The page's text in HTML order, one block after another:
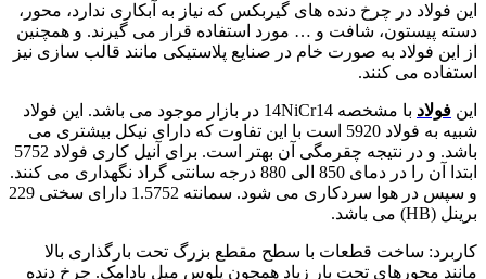
این فولاد در چرخ دنده های گیربکس که نیاز به آبکاری ندارد، محور،
دسته پیستون، شافت و … مورد استفاده قرار می گیرند. و همچنین
از این فولاد به صورت خام در صنایع پلاستیکی مانند قالب سازی نیز
استفاده می کنند.
این فولاد
با مشخصه 14NiCr14 در بازار موجود می باشد. این فولاد
شبیه به فولاد 5920 است با این تفاوت که دارای نیکل بیشتری می
باشد. و در نتیجه چقرمگی آن بهتر است. برای آنیل کاری فولاد 5752
ابتدا آن را در دمای 850 الی 880 درجه سانتی گراد نگهداری می کنند.
و سپس در هوا سردکاری می شود. سمانته 1.5752 دارای سختی 229
برینل (HB) می باشد.
کاربرد: ساخت قطعات با سطح مقطع بزرگ تحت بارگذاری بالا
مانند محورهای تحت بار زیاد همچون پلوس میل بادامک. چرخ دنده